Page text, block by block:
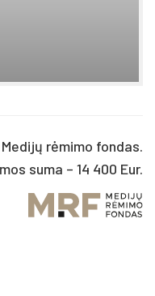
rėmimo fondas.
suma – 14 400 Eur.